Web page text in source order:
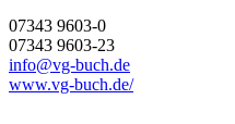
07343 9603-0
07343 9603-23
info@vg-buch.de
www.vg-buch.de/